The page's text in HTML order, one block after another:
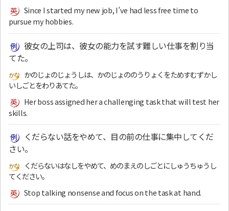
Since I started my new job, I’ve had less free time to
pursue my hobbies.
彼女の上司は、彼女の能力を試す難しい仕事を割り当
てた。
かのじょのじょうしは、かのじょののうりょくをためすむずかし
いしごとをわりあてた。
Her boss assigned her a challenging task that will test her
skills.
くだらない話をやめて、目の前の仕事に集中してくだ
さい。
くだらないはなしをやめて、めのまえのしごとにしゅうちゅうし
てください。
Stop talking nonsense and focus on the task at hand.